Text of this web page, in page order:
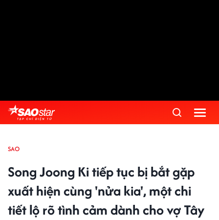
SAO
Song Joong Ki tiếp tục bị bắt gặp
xuất hiện cùng 'nửa kia', một chi
tiết lộ rõ tình cảm dành cho vợ Tây